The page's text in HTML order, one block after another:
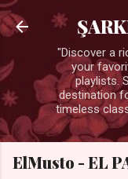
"Discover a
your
playlists.
destination
timeless
ElMusto - EL